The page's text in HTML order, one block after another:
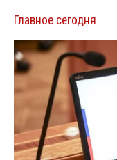
Главное сегодня